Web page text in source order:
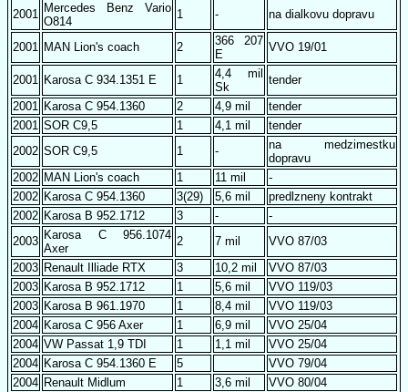
2001 Mercedes Benz Vario
O814
1 - na dialkovu dopravu
2001 MAN Lion's coach 2
366 207
E
VVO 19/01
2001 Karosa C 934.1351 E 1
4,4 mil
Sk
tender
2001 Karosa C 954.1360 2 4,9 mil
tender
2001 SOR C9,5 1 4,1 mil
tender
2002 SOR C9,5 1 -
na medzimestku
dopravu
2002 MAN Lion's coach 1 11 mil
-
2002 Karosa C 954.1360 3(29) 5,6 mil
predlzneny kontrakt
2002 Karosa B 952.1712 3 -
-
2003 Karosa C 956.1074
Axer
2 7 mil
VVO 87/03
2003 Renault Illiade RTX 3 10,2 mil
VVO 87/03
2003 Karosa B 952.1712 1 5,6 mil
VVO 119/03
2003 Karosa B 961.1970 1 8,4 mil
VVO 119/03
2004 Karosa C 956 Axer 1 6,9 mil
VVO 25/04
2004 VW Passat 1,9 TDI 1 1,1 mil
VVO 25/04
2004 Karosa C 954.1360 E 5
VVO 79/04
2004 Renault Midlum 1 3,6 mil
VVO 80/04